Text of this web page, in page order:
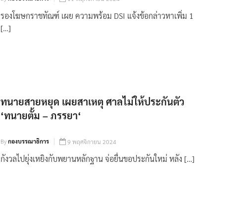
รองโฆษกราชทัณฑ์ เผย ความพร้อม DSI แจ้งข้อกล่าวหาเพิ่ม 1
[…]
ทนายสายหยุด เผยสาเหตุ ศาลไม่ให้ประกันตัว
‘ทนายตั้ม – ภรรยา‘
Byกองบรรณาธิการ 9 พฤศจิกายน 2024
กังวลไปยุ่งเหยิงกับพยานหลักฐาน จ่อยื่นขอประกันใหม่ หลัง […]